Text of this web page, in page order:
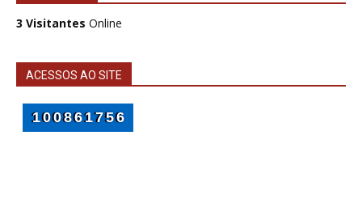
3 Visitantes Online
ACESSOS AO SITE